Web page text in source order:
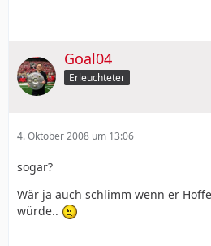
Goal04
Erleuchteter
4. Oktober 2008 um 13:06
sogar?
Wär ja auch schlimm wenn er
würde..